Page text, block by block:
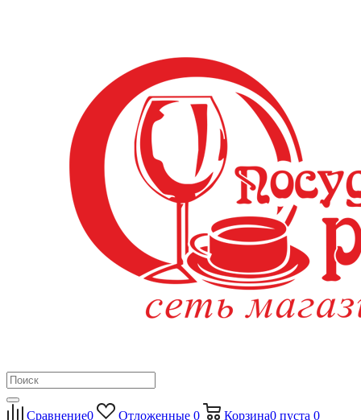
Сравнение0 Отложенные 0 Корзина0 пуста 0